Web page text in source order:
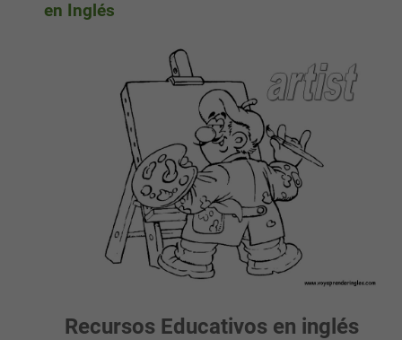
en Inglés
Recursos Educativos en inglés